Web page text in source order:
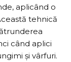
aplicând o
tehnică
când aplici
și vârfuri.